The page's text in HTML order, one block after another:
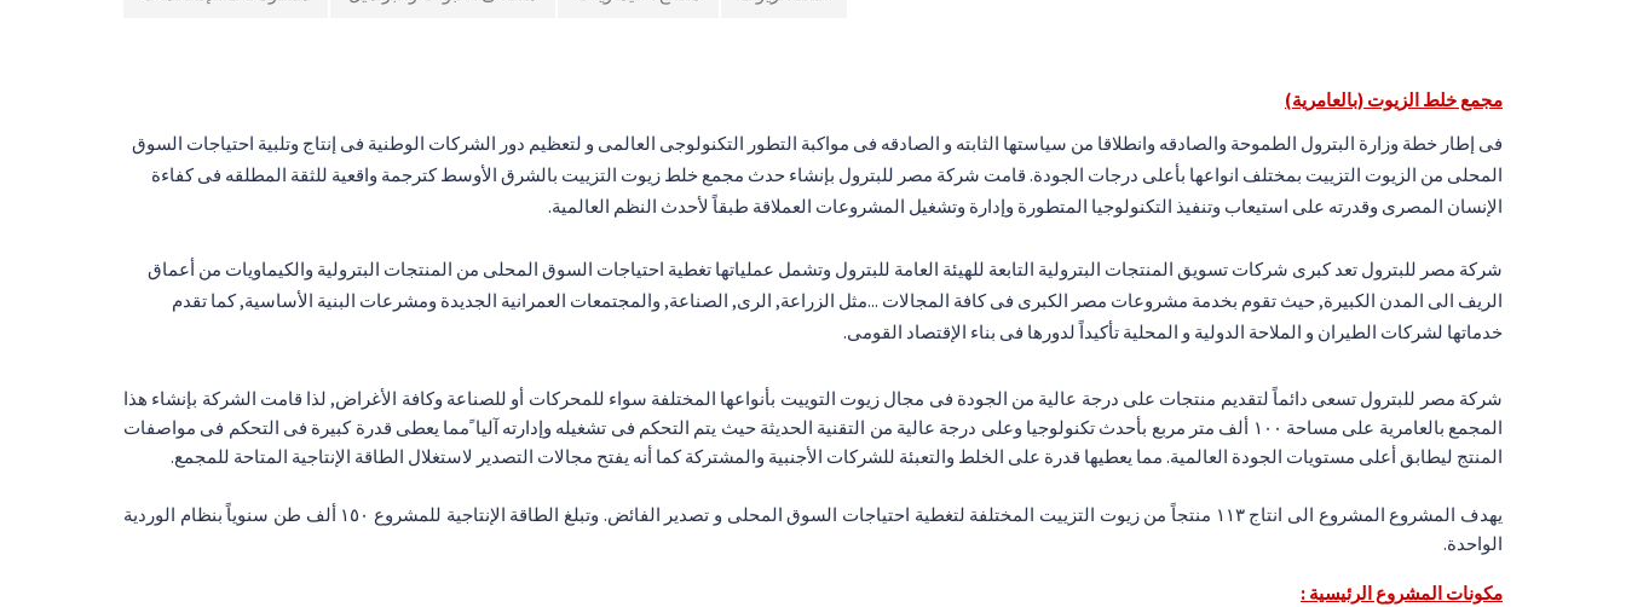
مجمع خلط الزيوت (بالعامرية)
فى إطار خطة وزارة البترول الطموحة والصادقه وانطلاقا من سياستها الثابته و الصادقه فى مواكبة التطور التكنولوجى العالمى و لتعظيم دور الشركات الوطنية فى إنتاج وتلبية احتياجات السوق
المحلى من الزيوت التزييت بمختلف انواعها بأعلى درجات الجودة. قامت شركة مصر للبترول بإنشاء حدث مجمع خلط زيوت التزييت بالشرق الأوسط كترجمة واقعية للثقة المطلقه فى كفاءة
الإنسان المصرى وقدرته على استيعاب وتنفيذ التكنولوجيا المتطورة وإدارة وتشغيل المشروعات العملاقة طبقاً لأحدث النظم العالمية.
شركة مصر للبترول تعد كبرى شركات تسويق المنتجات البترولية التابعة للهيئة العامة للبترول وتشمل عملياتها تغطية احتياجات السوق المحلى من المنتجات البترولية والكيماويات من أعماق
الريف الى المدن الكبيرة, حيث تقوم بخدمة مشروعات مصر الكبرى فى كافة المجالات ...مثل الزراعة, الرى, الصناعة, والمجتمعات العمرانية الجديدة ومشرعات البنية الأساسية, كما تقدم
خدماتها لشركات الطيران و الملاحة الدولية و المحلية تأكيداً لدورها فى بناء الإقتصاد القومى.
شركة مصر للبترول تسعى دائماً لتقديم منتجات على درجة عالية من الجودة فى مجال زيوت التوييت بأنواعها المختلفة سواء للمحركات أو للصناعة وكافة الأغراض, لذا قامت الشركة بإنشاء هذا
المجمع بالعامرية على مساحة ١٠٠ ألف متر مربع بأحدث تكنولوجيا وعلى درجة عالية من التقنية الحديثة حيث يتم التحكم فى تشغيله وإدارته آليا ًمما يعطى قدرة كبيرة فى التحكم فى مواصفات
المنتج ليطابق أعلى مستويات الجودة العالمية. مما يعطيها قدرة على الخلط والتعبئة للشركات الأجنبية والمشتركة كما أنه يفتح مجالات التصدير لاستغلال الطاقة الإنتاجية المتاحة للمجمع.
يهدف المشروع المشروع الى انتاج ١١٣ منتجاً من زيوت التزييت المختلفة لتغطية احتياجات السوق المحلى و تصدير الفائض. وتبلغ الطاقة الإنتاجية للمشروع ١٥٠ ألف طن سنوياً بنظام الوردية
الواحدة.
مكونات المشروع الرئيسية :